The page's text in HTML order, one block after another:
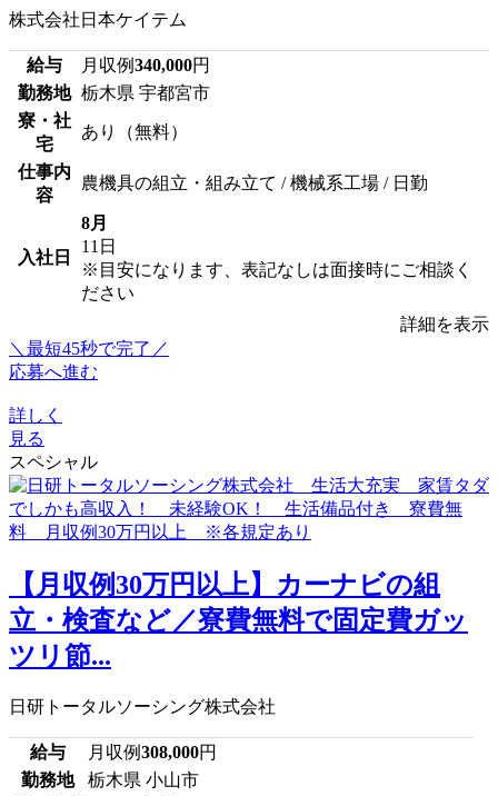
株式会社日本ケイテム
給与 月収例340,000円
勤務地 栃木県 宇都宮市
寮・社
宅
あり（無料）
仕事内
容
農機具の組立・組み立て / 機械系工場 / 日勤
入社日
8月
11日
※目安になります、表記なしは面接時にご相談く
ださい
詳細を表示
＼最短45秒で完了／
応募へ進む
詳しく
見る
スペシャル
【月収例30万円以上】カーナビの組
立・検査など／寮費無料で固定費ガッ
ツリ節...
日研トータルソーシング株式会社
給与 月収例308,000円
勤務地
栃木県 小山市